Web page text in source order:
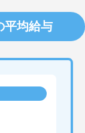
平均給与